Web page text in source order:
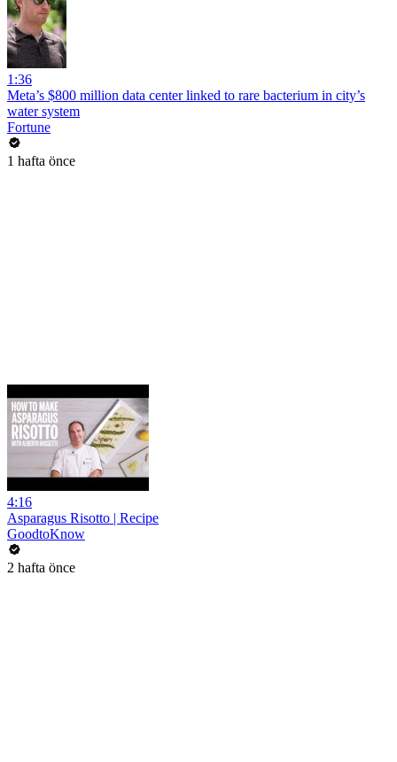
1:36
Meta’s $800 million data center linked to rare bacterium in city’s
water system
Fortune
1 hafta önce
4:16
Asparagus Risotto | Recipe
GoodtoKnow
2 hafta önce